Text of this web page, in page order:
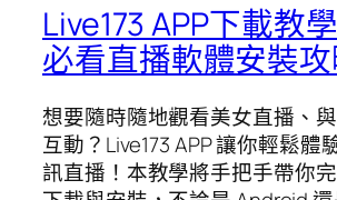
Live173 APP下載教
必看直播軟體安裝攻
想要隨時隨地觀看美女直播、
互動？Live173 APP 讓你輕鬆體
訊直播！本教學將手把手帶你完